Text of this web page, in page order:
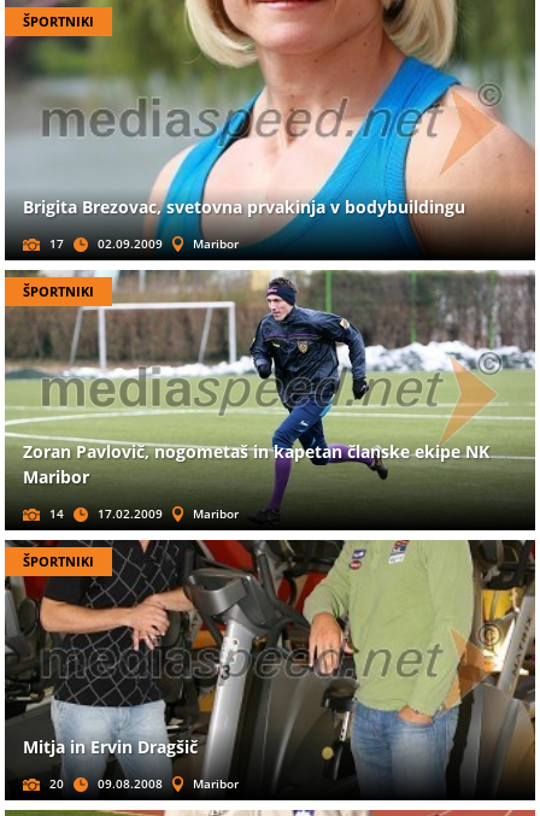
ŠPORTNIKI
Brigita Brezovac, svetovna prvakinja v bodybuildingu
17 02.09.2009 Maribor
ŠPORTNIKI
Zoran Pavlovič, nogometaš in kapetan članske ekipe NK
Maribor
14 17.02.2009 Maribor
ŠPORTNIKI
Mitja in Ervin Dragšič
20 09.08.2008 Maribor